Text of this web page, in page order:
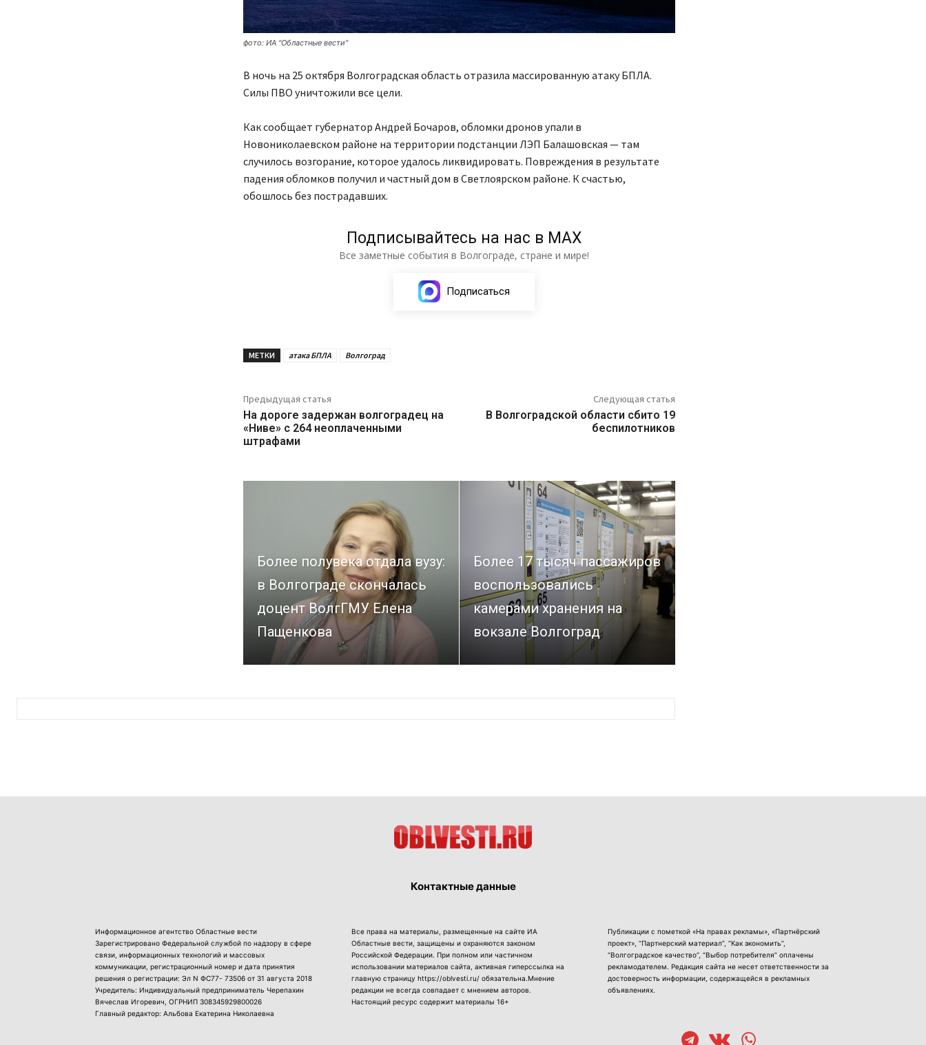
фото: ИА "Областные вести"
В ночь на 25 октября Волгоградская область отразила массированную атаку БПЛА.
Силы ПВО уничтожили все цели.
Как сообщает губернатор Андрей Бочаров, обломки дронов упали в
Новониколаевском районе на территории подстанции ЛЭП Балашовская — там
случилось возгорание, которое удалось ликвидировать. Повреждения в результате
падения обломков получил и частный дом в Светлоярском районе. К счастью,
обошлось без пострадавших.
Подписывайтесь на нас в МАХ
Все заметные события в Волгограде, стране и мире!
Подписаться
МЕТКИ атака БПЛА Волгоград
Предыдущая статья
На дороге задержан волгоградец на
«Ниве» с 264 неоплаченными
штрафами
Следующая статья
В Волгоградской области сбито 19
беспилотников
Более полувека отдала вузу:
в Волгограде скончалась
доцент ВолгГМУ Елена
Пащенкова
Более 17 тысяч пассажиров
воспользовались
камерами хранения на
вокзале Волгоград
Контактные данные
Информационное агентство Областные вести
Зарегистрировано Федеральной службой по надзору в сфере
связи, информационных технологий и массовых
коммуникации, регистрационный номер и дата принятия
решения о регистрации: Эл N ФС77- 73506 от 31 августа 2018
Учредитель: Индивидуальный предприниматель Черепахин
Вячеслав Игоревич, ОГРНИП 308345929800026
Главный редактор: Альбова Екатерина Николаевна
Все права на материалы, размещенные на сайте ИА
Областные вести, защищены и охраняются законом
Российской Федерации. При полном или частичном
использовании материалов сайта, активная гиперссылка на
главную страницу https://oblvesti.ru/ обязательна.Мнение
редакции не всегда совпадает с мнением авторов.
Настоящий ресурс содержит материалы 16+
Публикации с пометкой «На правах рекламы», «Партнёрский
проект», “Партнерский материал”, “Как экономить”,
“Волгоградское качество”, “Выбор потребителя” оплачены
рекламодателем. Редакция сайта не несет ответственности за
достоверность информации, содержащейся в рекламных
объявлениях.